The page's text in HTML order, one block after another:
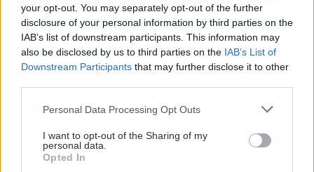
your opt-out. You may separately opt-out of the further
disclosure of your personal information by third parties on the
IAB’s list of downstream participants. This information may
also be disclosed by us to third parties on the IAB’s List of
Downstream Participants that may further disclose it to other
Please note that this website/app uses one or more Google
not limited to your visit or usage behaviour. You may click to
grant or deny consent to Google and its third-party tags to
use your data for below specified purposes in below Google
Personal Data Processing Opt Outs
I want to opt-out of the Sharing of my
personal data.
Opted In
Η θρομβεκτομή μπορεί
να είναι αποτελεσματική
αρτηριών (Μελέτη)
Η ημικρανία με αύρα